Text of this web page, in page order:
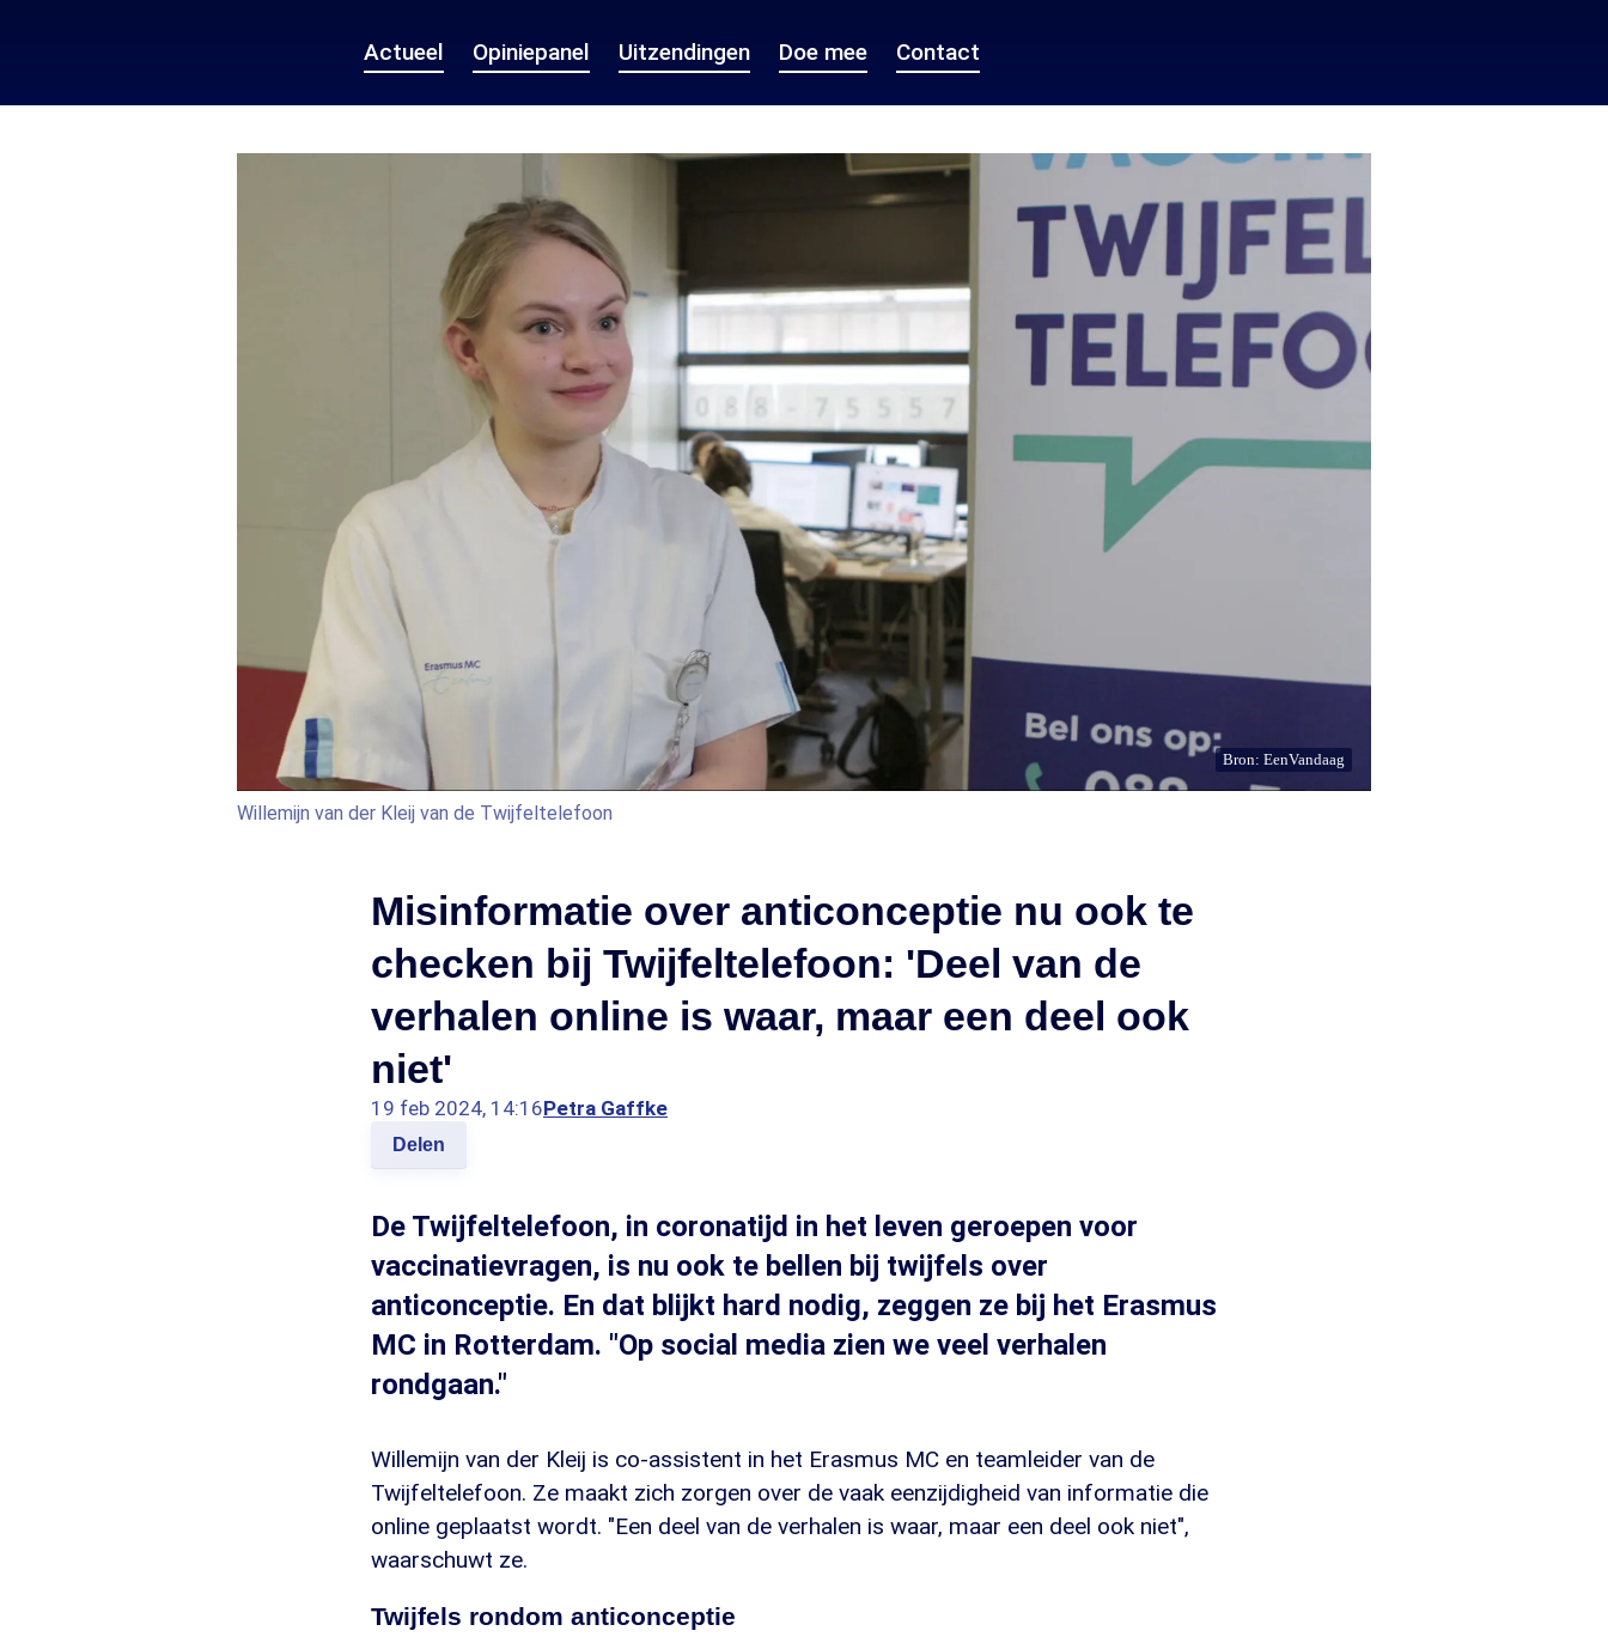
Actueel Opiniepanel Uitzendingen Doe mee Contact
Bron: EenVandaag
Willemijn van der Kleij van de Twijfeltelefoon
Misinformatie over anticonceptie nu ook te
checken bij Twijfeltelefoon: 'Deel van de
verhalen online is waar, maar een deel ook
niet'
19 feb 2024, 14:16Petra Gaffke
Delen
De Twijfeltelefoon, in coronatijd in het leven geroepen voor
vaccinatievragen, is nu ook te bellen bij twijfels over
anticonceptie. En dat blijkt hard nodig, zeggen ze bij het Erasmus
MC in Rotterdam. "Op social media zien we veel verhalen
rondgaan."
Willemijn van der Kleij is co-assistent in het Erasmus MC en teamleider van de
Twijfeltelefoon. Ze maakt zich zorgen over de vaak eenzijdigheid van informatie die
online geplaatst wordt. "Een deel van de verhalen is waar, maar een deel ook niet",
waarschuwt ze.
Twijfels rondom anticonceptie